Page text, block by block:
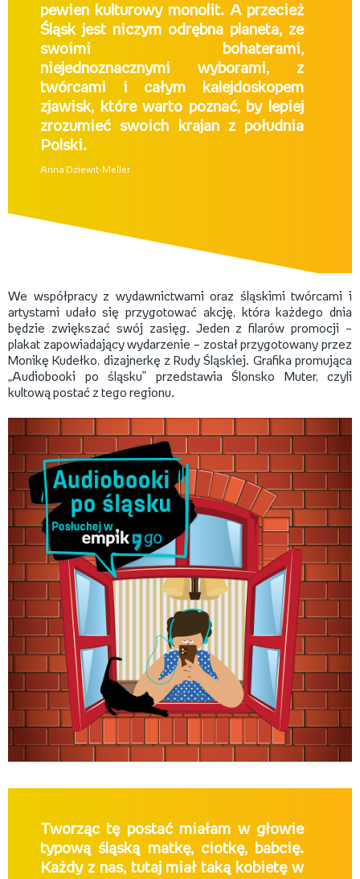
pewien kulturowy monolit. A przecież
Śląsk jest niczym odrębna planeta, ze
swoimi bohaterami,
niejednoznacznymi wyborami, z
twórcami i całym kalejdoskopem
zjawisk, które warto poznać, by lepiej
zrozumieć swoich krajan z południa
Polski.
Anna Dziewit-Meller
We współpracy z wydawnictwami oraz śląskimi twórcami i
artystami udało się przygotować akcję, która każdego dnia
będzie zwiększać swój zasięg. Jeden z filarów promocji –
plakat zapowiadający wydarzenie – został przygotowany przez
Monikę Kudełko, dizajnerkę z Rudy Śląskiej. Grafika promująca
„Audiobooki po śląsku” przedstawia Ślonsko Muter, czyli
kultową postać z tego regionu.
Tworząc tę postać miałam w głowie
typową śląską matkę, ciotkę, babcię.
Każdy z nas, tutaj miał taką kobietę w